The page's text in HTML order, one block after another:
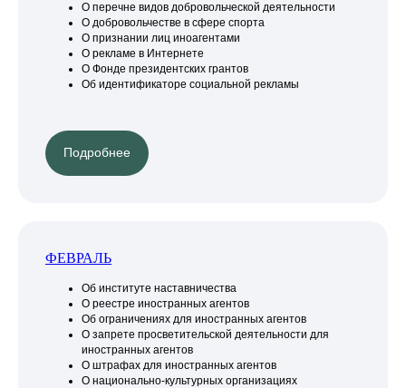
О перечне видов добровольческой деятельности
О добровольчестве в сфере спорта
О признании лиц иноагентами
О рекламе в Интернете
О Фонде президентских грантов
Об идентификаторе социальной рекламы
Подробнее
ФЕВРАЛЬ
Об институте наставничества
О реестре иностранных агентов
Об ограничениях для иностранных агентов
О запрете просветительской деятельности для
иностранных агентов
О штрафах для иностранных агентов
О национально-культурных организациях